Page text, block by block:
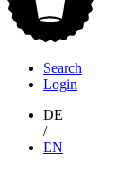
Search
Login
DE
/
EN